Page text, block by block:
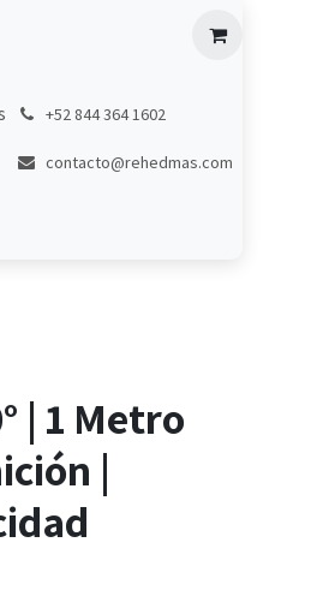
+52 844 364 1602
contacto@rehedmas.com
| 1 Metro
|